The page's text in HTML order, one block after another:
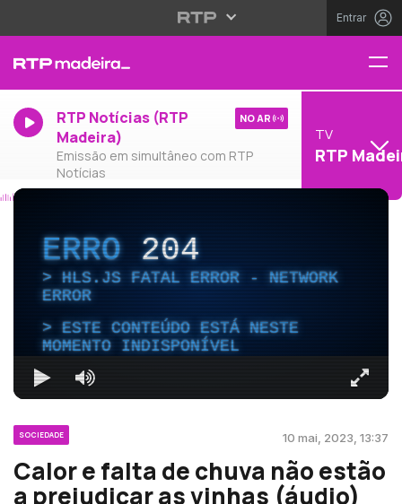
Entrar
RTP Notícias (RTP
Madeira)
Emissão em simultâneo com RTP
Notícias
NO AR
TV
RTP
ERRO204
HLS.JS FATAL ERROR - NETWORK
ERROR
ESTE CONTEÚDO ESTÁ NESTE
MOMENTO INDISPONÍVEL
SOCIEDADE 10 mai, 2023, 13:37
Calor e falta de chuva não estão
a prejudicar as vinhas (áudio)